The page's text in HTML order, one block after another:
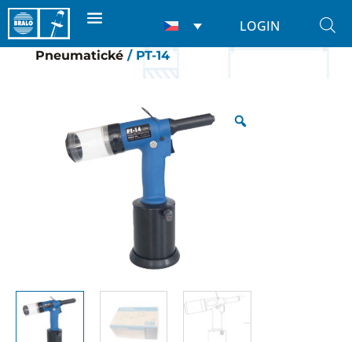
LOGIN
Domů /Pro nýty
Pneumatické/ PT-14